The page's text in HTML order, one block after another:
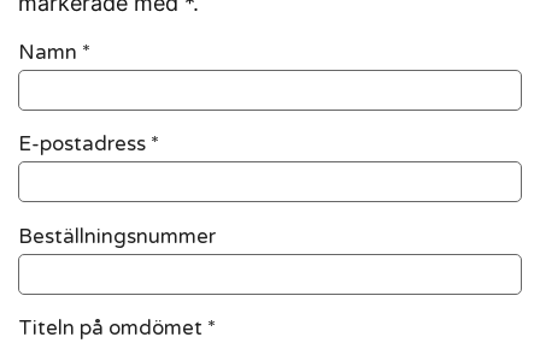
Namn *
E-postadress *
Beställningsnummer
Titeln på omdömet *